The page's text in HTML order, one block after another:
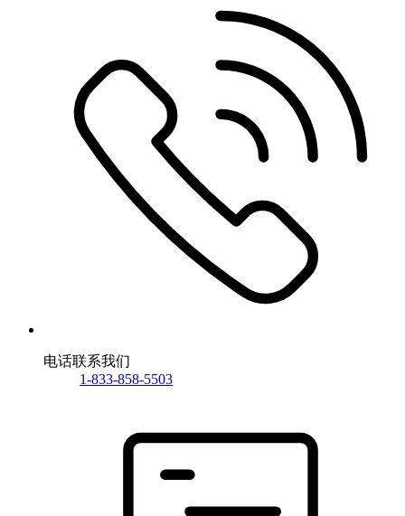
电话联系我们
1-833-858-5503